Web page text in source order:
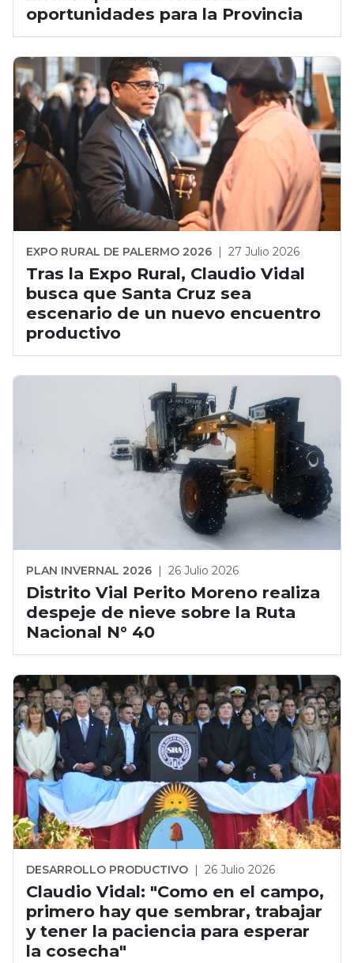
oportunidades para la Provincia
EXPO RURAL DE PALERMO 2026 | 27 Julio 2026
Tras la Expo Rural, Claudio Vidal
busca que Santa Cruz sea
escenario de un nuevo encuentro
productivo
PLAN INVERNAL 2026 | 26 Julio 2026
Distrito Vial Perito Moreno realiza
despeje de nieve sobre la Ruta
Nacional N° 40
DESARROLLO PRODUCTIVO | 26 Julio 2026
Claudio Vidal: "Como en el campo,
primero hay que sembrar, trabajar
y tener la paciencia para esperar
la cosecha"